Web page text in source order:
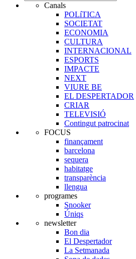
Canals
POLíTICA
SOCIETAT
ECONOMIA
CULTURA
INTERNACIONAL
ESPORTS
IMPACTE
NEXT
VIURE BE
EL DESPERTADOR
CRIAR
TELEVISIÓ
Contingut patrocinat
FOCUS
finançament
barcelona
sequera
habitatge
transparència
llengua
programes
Snooker
Úniqs
newsletter
Bon dia
El Despertador
La Setmanada